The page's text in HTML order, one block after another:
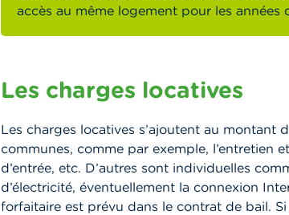
accès au même logement pour les années
Les charges locatives
Les charges locatives s’ajoutent au montant
communes, comme par exemple, l’entretien
d’entrée, etc. D’autres sont individuelles
d’électricité, éventuellement la connexion
forfaitaire est prévu dans le contrat de bail.